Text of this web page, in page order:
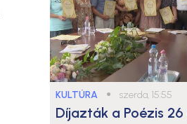
KULTÚRA ● szerda, 15:55
Díjazták a Poézis